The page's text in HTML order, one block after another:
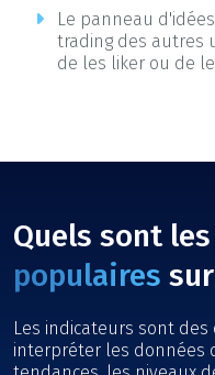
Le panneau
trading des autres
de les liker ou de
Quels sont les
populaires
Les indicateurs sont
interpréter les données